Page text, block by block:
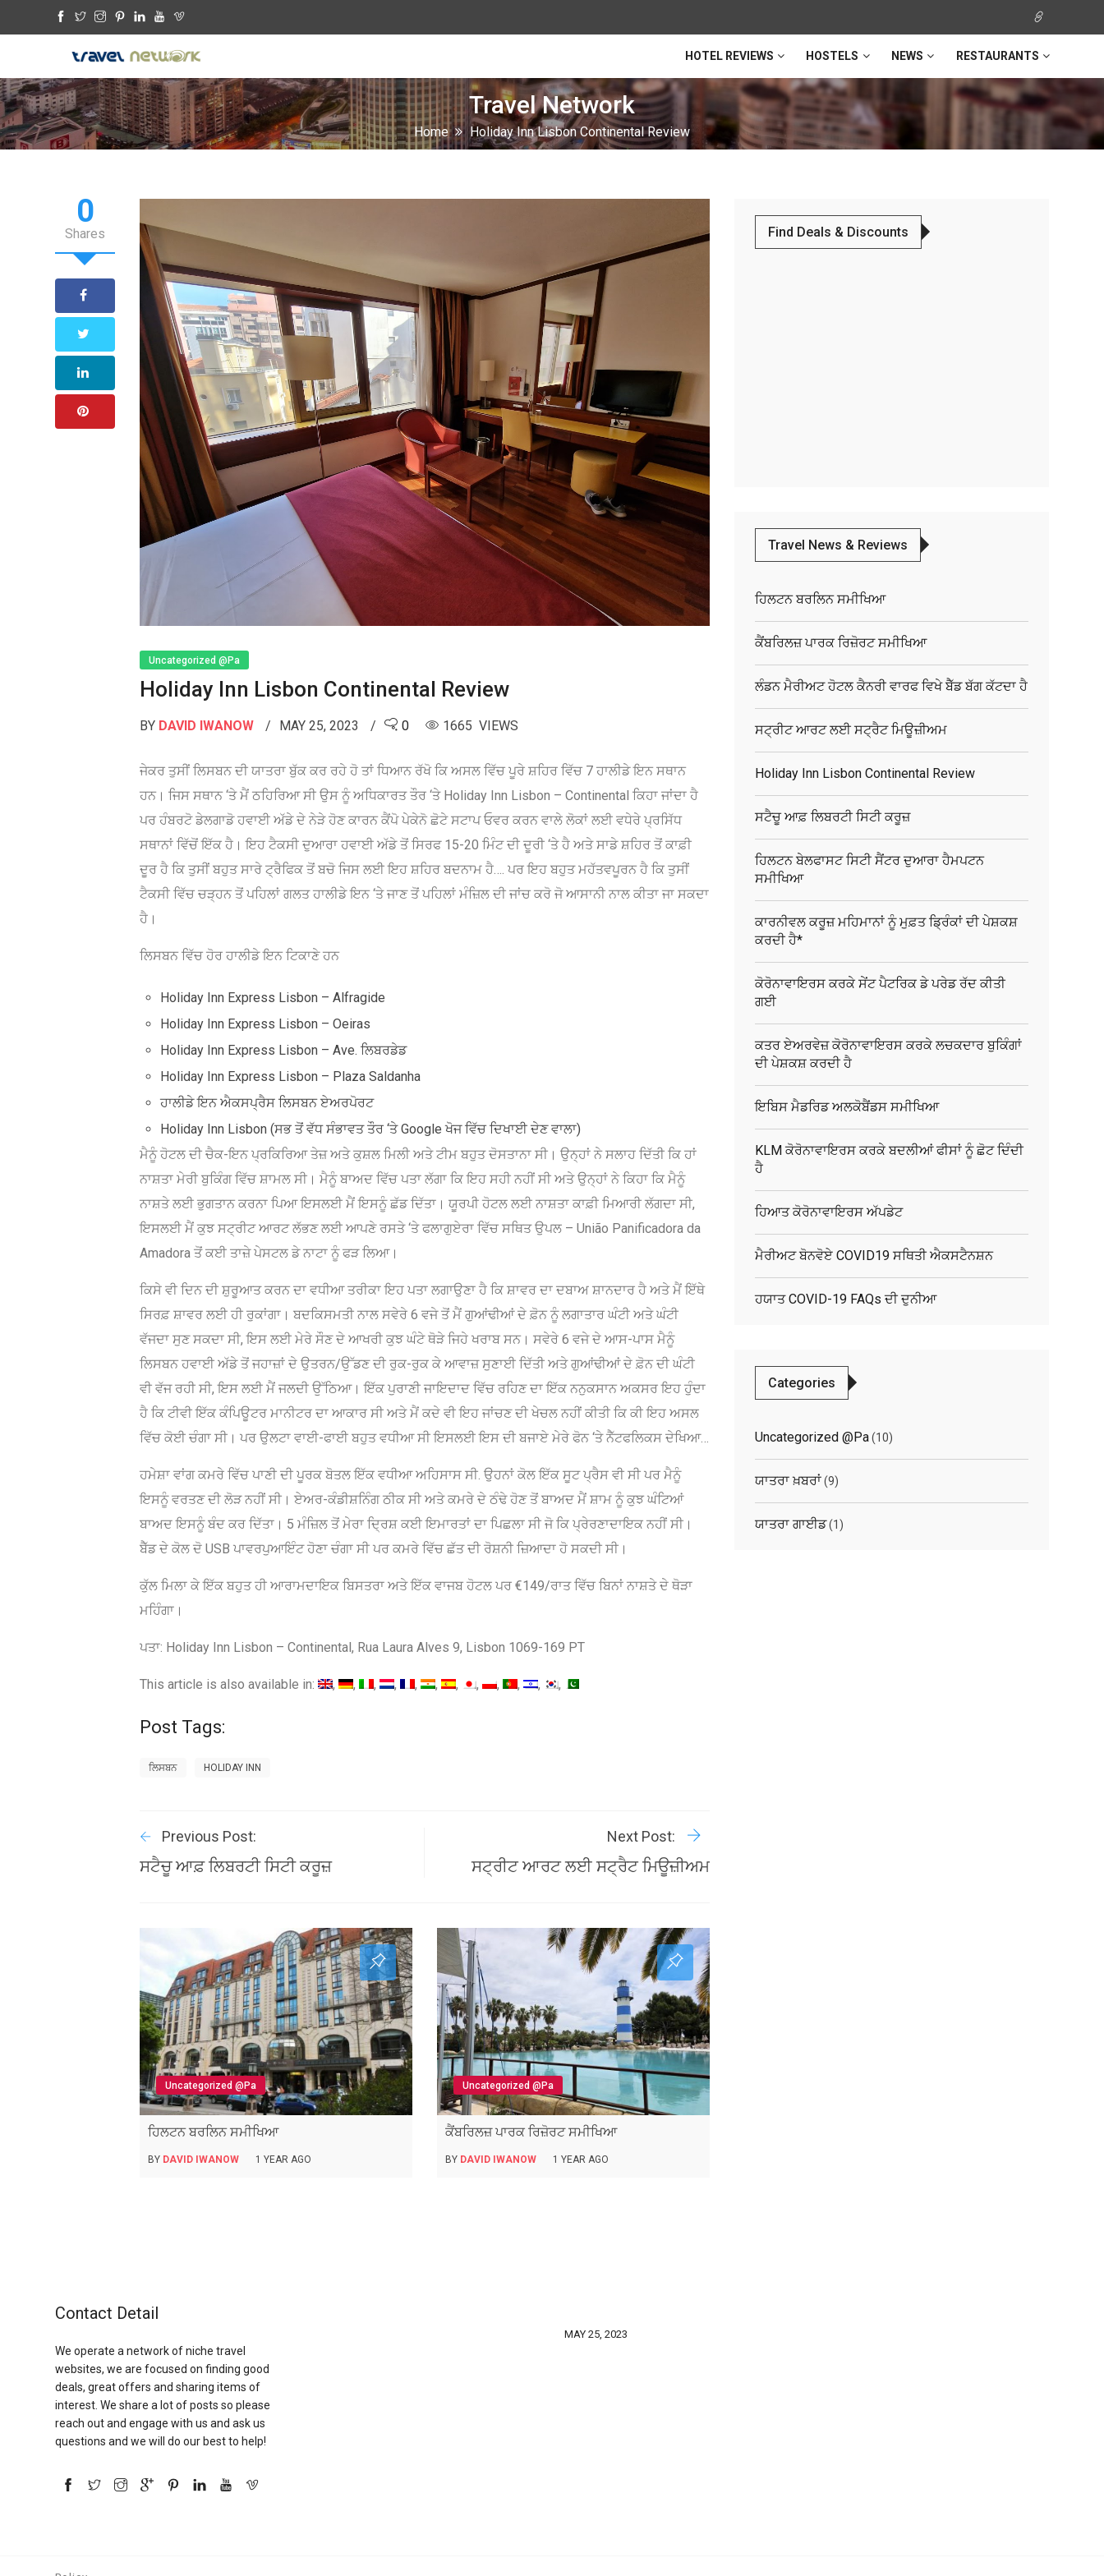
HOTEL REVIEWS HOSTELS NEWS RESTAURANTS
Travel Network
Home Holiday Inn Lisbon Continental Review
0
Shares
Uncategorized @pa
Holiday Inn Lisbon Continental Review
BY DAVID IWANOW MAY 25, 2023 0 1665 VIEWS
ਜੇਕਰ ਤੁਸੀਂ ਲਿਸਬਨ ਦੀ ਯਾਤਰਾ ਬੁੱਕ ਕਰ ਰਹੇ ਹੋ ਤਾਂ ਧਿਆਨ ਰੱਖੋ ਕਿ ਅਸਲ ਵਿੱਚ ਪੂਰੇ ਸ਼ਹਿਰ ਵਿੱਚ 7 ​​ਹਾਲੀਡੇ ਇਨ ਸਥਾਨ
ਹਨ। ਜਿਸ ਸਥਾਨ ‘ਤੇ ਮੈਂ ਠਹਿਰਿਆ ਸੀ ਉਸ ਨੂੰ ਅਧਿਕਾਰਤ ਤੌਰ ‘ਤੇ Holiday Inn Lisbon – Continental ਕਿਹਾ ਜਾਂਦਾ ਹੈ
ਪਰ ਹੰਬਰਟੋ ਡੇਲਗਾਡੋ ਹਵਾਈ ਅੱਡੇ ਦੇ ਨੇੜੇ ਹੋਣ ਕਾਰਨ ਕੈਂਪੋ ਪੇਕੇਨੋ ਛੋਟੇ ਸਟਾਪ ਓਵਰ ਕਰਨ ਵਾਲੇ ਲੋਕਾਂ ਲਈ ਵਧੇਰੇ ਪ੍ਰਸਿੱਧ
ਸਥਾਨਾਂ ਵਿੱਚੋਂ ਇੱਕ ਹੈ। ਇਹ ਟੈਕਸੀ ਦੁਆਰਾ ਹਵਾਈ ਅੱਡੇ ਤੋਂ ਸਿਰਫ 15-20 ਮਿੰਟ ਦੀ ਦੂਰੀ ‘ਤੇ ਹੈ ਅਤੇ ਸਾਡੇ ਸ਼ਹਿਰ ਤੋਂ ਕਾਫ਼ੀ
ਦੂਰ ਹੈ ਕਿ ਤੁਸੀਂ ਬਹੁਤ ਸਾਰੇ ਟ੍ਰੈਫਿਕ ਤੋਂ ਬਚੋ ਜਿਸ ਲਈ ਇਹ ਸ਼ਹਿਰ ਬਦਨਾਮ ਹੈ…. ਪਰ ਇਹ ਬਹੁਤ ਮਹੱਤਵਪੂਰਨ ਹੈ ਕਿ ਤੁਸੀਂ
ਟੈਕਸੀ ਵਿੱਚ ਚੜ੍ਹਨ ਤੋਂ ਪਹਿਲਾਂ ਗਲਤ ਹਾਲੀਡੇ ਇਨ ‘ਤੇ ਜਾਣ ਤੋਂ ਪਹਿਲਾਂ ਮੰਜ਼ਿਲ ਦੀ ਜਾਂਚ ਕਰੋ ਜੋ ਆਸਾਨੀ ਨਾਲ ਕੀਤਾ ਜਾ ਸਕਦਾ
ਹੈ।
ਲਿਸਬਨ ਵਿੱਚ ਹੋਰ ਹਾਲੀਡੇ ਇਨ ਟਿਕਾਣੇ ਹਨ
Holiday Inn Express Lisbon – Alfragide
Holiday Inn Express Lisbon – Oeiras
Holiday Inn Express Lisbon – Ave. ਲਿਬਰਡੇਡ
Holiday Inn Express Lisbon – Plaza Saldanha
ਹਾਲੀਡੇ ਇਨ ਐਕਸਪ੍ਰੈਸ ਲਿਸਬਨ ਏਅਰਪੋਰਟ
Holiday Inn Lisbon (ਸਭ ਤੋਂ ਵੱਧ ਸੰਭਾਵਤ ਤੌਰ ‘ਤੇ Google ਖੋਜ ਵਿੱਚ ਦਿਖਾਈ ਦੇਣ ਵਾਲਾ)
ਮੈਨੂੰ ਹੋਟਲ ਦੀ ਚੈਕ-ਇਨ ਪ੍ਰਕਿਰਿਆ ਤੇਜ਼ ਅਤੇ ਕੁਸ਼ਲ ਮਿਲੀ ਅਤੇ ਟੀਮ ਬਹੁਤ ਦੋਸਤਾਨਾ ਸੀ। ਉਨ੍ਹਾਂ ਨੇ ਸਲਾਹ ਦਿੱਤੀ ਕਿ ਹਾਂ
ਨਾਸ਼ਤਾ ਮੇਰੀ ਬੁਕਿੰਗ ਵਿੱਚ ਸ਼ਾਮਲ ਸੀ। ਮੈਨੂੰ ਬਾਅਦ ਵਿੱਚ ਪਤਾ ਲੱਗਾ ਕਿ ਇਹ ਸਹੀ ਨਹੀਂ ਸੀ ਅਤੇ ਉਨ੍ਹਾਂ ਨੇ ਕਿਹਾ ਕਿ ਮੈਨੂੰ
ਨਾਸ਼ਤੇ ਲਈ ਭੁਗਤਾਨ ਕਰਨਾ ਪਿਆ ਇਸਲਈ ਮੈਂ ਇਸਨੂੰ ਛੱਡ ਦਿੱਤਾ। ਯੂਰਪੀ ਹੋਟਲ ਲਈ ਨਾਸ਼ਤਾ ਕਾਫ਼ੀ ਮਿਆਰੀ ਲੱਗਦਾ ਸੀ,
ਇਸਲਈ ਮੈਂ ਕੁਝ ਸਟ੍ਰੀਟ ਆਰਟ ਲੱਭਣ ਲਈ ਆਪਣੇ ਰਸਤੇ ‘ਤੇ ਫਲਾਗੁਏਰਾ ਵਿੱਚ ਸਥਿਤ ਉਪਲ – União Panificadora da
Amadora ਤੋਂ ਕਈ ਤਾਜ਼ੇ ਪੇਸਟਲ ਡੇ ਨਾਟਾ ਨੂੰ ਫੜ ਲਿਆ।
ਕਿਸੇ ਵੀ ਦਿਨ ਦੀ ਸ਼ੁਰੂਆਤ ਕਰਨ ਦਾ ਵਧੀਆ ਤਰੀਕਾ ਇਹ ਪਤਾ ਲਗਾਉਣਾ ਹੈ ਕਿ ਸ਼ਾਵਰ ਦਾ ਦਬਾਅ ਸ਼ਾਨਦਾਰ ਹੈ ਅਤੇ ਮੈਂ ਇੱਥੇ
ਸਿਰਫ਼ ਸ਼ਾਵਰ ਲਈ ਹੀ ਰੁਕਾਂਗਾ। ਬਦਕਿਸਮਤੀ ਨਾਲ ਸਵੇਰੇ 6 ਵਜੇ ਤੋਂ ਮੈਂ ਗੁਆਂਢੀਆਂ ਦੇ ਫ਼ੋਨ ਨੂੰ ਲਗਾਤਾਰ ਘੰਟੀ ਅਤੇ ਘੰਟੀ
ਵੱਜਦਾ ਸੁਣ ਸਕਦਾ ਸੀ, ਇਸ ਲਈ ਮੇਰੇ ਸੌਣ ਦੇ ਆਖਰੀ ਕੁਝ ਘੰਟੇ ਥੋੜੇ ਜਿਹੇ ਖਰਾਬ ਸਨ। ਸਵੇਰੇ 6 ਵਜੇ ਦੇ ਆਸ-ਪਾਸ ਮੈਨੂੰ
ਲਿਸਬਨ ਹਵਾਈ ਅੱਡੇ ਤੋਂ ਜਹਾਜ਼ਾਂ ਦੇ ਉਤਰਨ/ਉੱਡਣ ਦੀ ਰੁਕ-ਰੁਕ ਕੇ ਆਵਾਜ਼ ਸੁਣਾਈ ਦਿੱਤੀ ਅਤੇ ਗੁਆਂਢੀਆਂ ਦੇ ਫ਼ੋਨ ਦੀ ਘੰਟੀ
ਵੀ ਵੱਜ ਰਹੀ ਸੀ, ਇਸ ਲਈ ਮੈਂ ਜਲਦੀ ਉੱਠਿਆ। ਇੱਕ ਪੁਰਾਣੀ ਜਾਇਦਾਦ ਵਿੱਚ ਰਹਿਣ ਦਾ ਇੱਕ ਨਨੁਕਸਾਨ ਅਕਸਰ ਇਹ ਹੁੰਦਾ
ਹੈ ਕਿ ਟੀਵੀ ਇੱਕ ਕੰਪਿਊਟਰ ਮਾਨੀਟਰ ਦਾ ਆਕਾਰ ਸੀ ਅਤੇ ਮੈਂ ਕਦੇ ਵੀ ਇਹ ਜਾਂਚਣ ਦੀ ਖੇਚਲ ਨਹੀਂ ਕੀਤੀ ਕਿ ਕੀ ਇਹ ਅਸਲ
ਵਿੱਚ ਕੋਈ ਚੰਗਾ ਸੀ। ਪਰ ਉਲਟਾ ਵਾਈ-ਫਾਈ ਬਹੁਤ ਵਧੀਆ ਸੀ ਇਸਲਈ ਇਸ ਦੀ ਬਜਾਏ ਮੇਰੇ ਫੋਨ ‘ਤੇ ਨੈੱਟਫਲਿਕਸ ਦੇਖਿਆ…
ਹਮੇਸ਼ਾ ਵਾਂਗ ਕਮਰੇ ਵਿੱਚ ਪਾਣੀ ਦੀ ਪੂਰਕ ਬੋਤਲ ਇੱਕ ਵਧੀਆ ਅਹਿਸਾਸ ਸੀ. ਉਹਨਾਂ ਕੋਲ ਇੱਕ ਸੂਟ ਪ੍ਰੈਸ ਵੀ ਸੀ ਪਰ ਮੈਨੂੰ
ਇਸਨੂੰ ਵਰਤਣ ਦੀ ਲੋੜ ਨਹੀਂ ਸੀ। ਏਅਰ-ਕੰਡੀਸ਼ਨਿੰਗ ਠੀਕ ਸੀ ਅਤੇ ਕਮਰੇ ਦੇ ਠੰਢੇ ਹੋਣ ਤੋਂ ਬਾਅਦ ਮੈਂ ਸ਼ਾਮ ਨੂੰ ਕੁਝ ਘੰਟਿਆਂ
ਬਾਅਦ ਇਸਨੂੰ ਬੰਦ ਕਰ ਦਿੱਤਾ। 5 ਮੰਜ਼ਿਲ ਤੋਂ ਮੇਰਾ ਦ੍ਰਿਸ਼ ਕਈ ਇਮਾਰਤਾਂ ਦਾ ਪਿਛਲਾ ਸੀ ਜੋ ਕਿ ਪ੍ਰੇਰਣਾਦਾਇਕ ਨਹੀਂ ਸੀ।
ਬੈੱਡ ਦੇ ਕੋਲ ਦੋ USB ਪਾਵਰਪੁਆਇੰਟ ਹੋਣਾ ਚੰਗਾ ਸੀ ਪਰ ਕਮਰੇ ਵਿੱਚ ਛੱਤ ਦੀ ਰੋਸ਼ਨੀ ਜ਼ਿਆਦਾ ਹੋ ਸਕਦੀ ਸੀ।
ਕੁੱਲ ਮਿਲਾ ਕੇ ਇੱਕ ਬਹੁਤ ਹੀ ਆਰਾਮਦਾਇਕ ਬਿਸਤਰਾ ਅਤੇ ਇੱਕ ਵਾਜਬ ਹੋਟਲ ਪਰ €149/ਰਾਤ ਵਿੱਚ ਬਿਨਾਂ ਨਾਸ਼ਤੇ ਦੇ ਥੋੜਾ
ਮਹਿੰਗਾ।
ਪਤਾ: Holiday Inn Lisbon – Continental, Rua Laura Alves 9, Lisbon 1069-169 PT
This article is also available in:
Post Tags:
ਲਿਸਬਨ HOLIDAY INN
Previous Post:
ਸਟੈਚੂ ਆਫ਼ ਲਿਬਰਟੀ ਸਿਟੀ ਕਰੂਜ਼
Next Post:
ਸਟ੍ਰੀਟ ਆਰਟ ਲਈ ਸਟ੍ਰੈਟ ਮਿਊਜ਼ੀਅਮ
Uncategorized @pa
ਹਿਲਟਨ ਬਰਲਿਨ ਸਮੀਖਿਆ
BY DAVID IWANOW 1 YEAR AGO
Uncategorized @pa
ਕੈਂਬਰਿਲਜ਼ ਪਾਰਕ ਰਿਜ਼ੋਰਟ ਸਮੀਖਿਆ
BY DAVID IWANOW 1 YEAR AGO
Find Deals & Discounts
Travel News & Reviews
ਹਿਲਟਨ ਬਰਲਿਨ ਸਮੀਖਿਆ
ਕੈਂਬਰਿਲਜ਼ ਪਾਰਕ ਰਿਜ਼ੋਰਟ ਸਮੀਖਿਆ
ਲੰਡਨ ਮੈਰੀਅਟ ਹੋਟਲ ਕੈਨਰੀ ਵਾਰਫ ਵਿਖੇ ਬੈੱਡ ਬੱਗ ਕੱਟਦਾ ਹੈ
ਸਟ੍ਰੀਟ ਆਰਟ ਲਈ ਸਟ੍ਰੈਟ ਮਿਊਜ਼ੀਅਮ
Holiday Inn Lisbon Continental Review
ਸਟੈਚੂ ਆਫ਼ ਲਿਬਰਟੀ ਸਿਟੀ ਕਰੂਜ਼
ਹਿਲਟਨ ਬੇਲਫਾਸਟ ਸਿਟੀ ਸੈਂਟਰ ਦੁਆਰਾ ਹੈਮਪਟਨ
ਸਮੀਖਿਆ
ਕਾਰਨੀਵਲ ਕਰੂਜ਼ ਮਹਿਮਾਨਾਂ ਨੂੰ ਮੁਫ਼ਤ ਡ੍ਰਿੰਕਾਂ ਦੀ ਪੇਸ਼ਕਸ਼
ਕਰਦੀ ਹੈ*
ਕੋਰੋਨਾਵਾਇਰਸ ਕਰਕੇ ਸੇਂਟ ਪੈਟਰਿਕ ਡੇ ਪਰੇਡ ਰੱਦ ਕੀਤੀ
ਗਈ
ਕਤਰ ਏਅਰਵੇਜ਼ ਕੋਰੋਨਾਵਾਇਰਸ ਕਰਕੇ ਲਚਕਦਾਰ ਬੁਕਿੰਗਾਂ
ਦੀ ਪੇਸ਼ਕਸ਼ ਕਰਦੀ ਹੈ
ਇਬਿਸ ਮੈਡਰਿਡ ਅਲਕੋਬੈਂਡਸ ਸਮੀਖਿਆ
KLM ਕੋਰੋਨਾਵਾਇਰਸ ਕਰਕੇ ਬਦਲੀਆਂ ਫੀਸਾਂ ਨੂੰ ਛੋਟ ਦਿੰਦੀ
ਹੈ
ਹਿਆਤ ਕੋਰੋਨਾਵਾਇਰਸ ਅੱਪਡੇਟ
ਮੈਰੀਅਟ ਬੋਨਵੋਏ COVID19 ਸਥਿਤੀ ਐਕਸਟੈਨਸ਼ਨ
ਹਯਾਤ COVID-19 FAQs ਦੀ ਦੁਨੀਆ
Categories
Uncategorized @pa(10)
ਯਾਤਰਾ ਖ਼ਬਰਾਂ(9)
ਯਾਤਰਾ ਗਾਈਡ(1)
Contact Detail
We operate a network of niche travel
websites, we are focused on finding good
deals, great offers and sharing items of
interest. We share a lot of posts so please
reach out and engage with us and ask us
questions and we will do our best to help!
MAY 25, 2023